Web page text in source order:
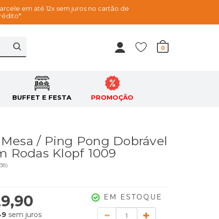
em até 12x sem juros no cartão de
0
BUFFET E FESTA PROMOÇÃO
/ Ping Pong Dobrável
Rodas Klopf 1009
)
sem juros
EM ESTOQUE